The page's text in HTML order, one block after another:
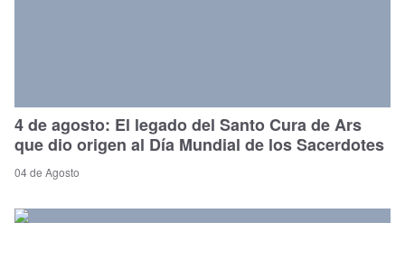
4 de agosto: El legado del Santo Cura de Ars
que dio origen al Día Mundial de los Sacerdotes
04 de Agosto